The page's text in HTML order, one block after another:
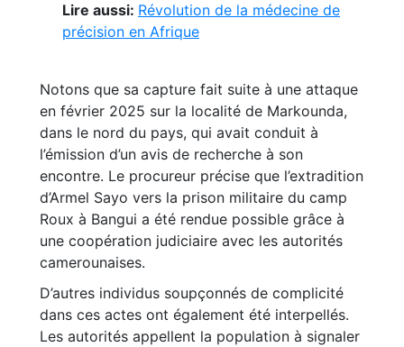
Lire aussi: Révolution de la médecine de
précision en Afrique
Notons que sa capture fait suite à une attaque
en février 2025 sur la localité de Markounda,
dans le nord du pays, qui avait conduit à
l’émission d’un avis de recherche à son
encontre. Le procureur précise que l’extradition
d’Armel Sayo vers la prison militaire du camp
Roux à Bangui a été rendue possible grâce à
une coopération judiciaire avec les autorités
camerounaises.
D’autres individus soupçonnés de complicité
dans ces actes ont également été interpellés.
Les autorités appellent la population à signaler